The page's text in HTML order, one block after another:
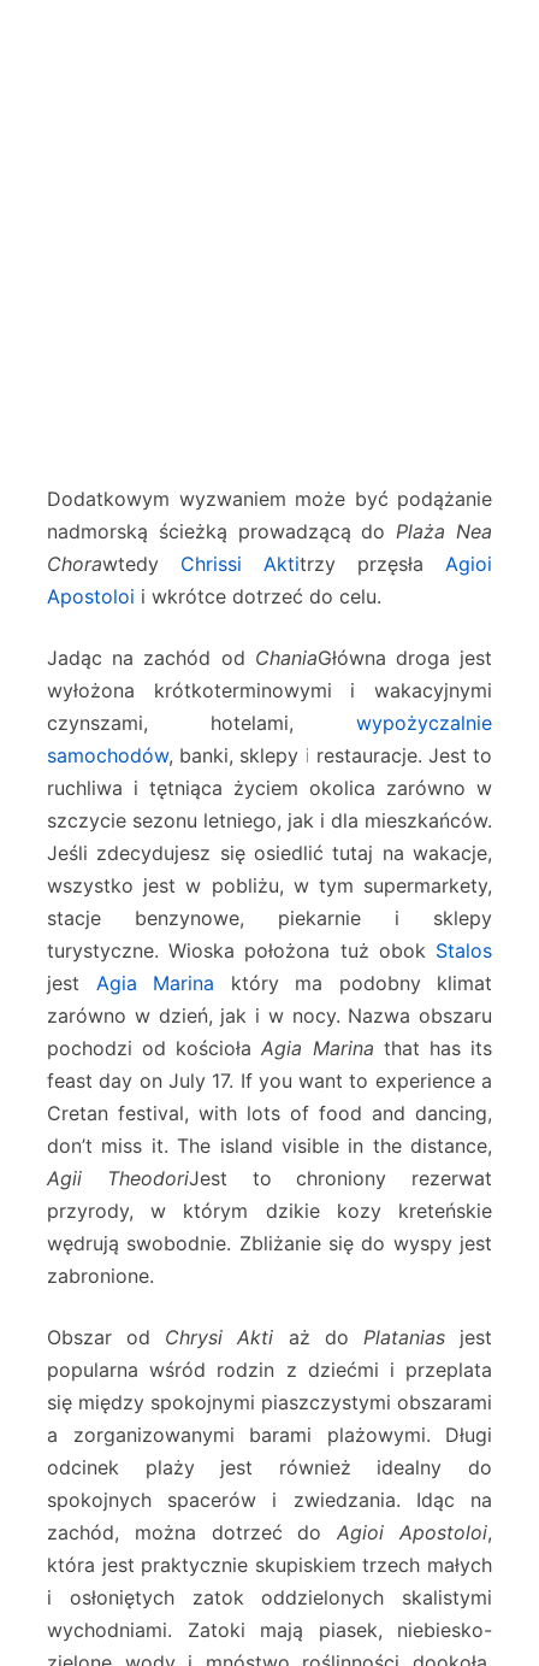
Dodatkowym wyzwaniem może być podążanie
nadmorską ścieżką prowadzącą do Plaża Nea
Chorawtedy Chrissi Aktitrzy przęsła Agioi
Apostoloi i wkrótce dotrzeć do celu.
Jadąc na zachód od ChaniaGłówna droga jest
wyłożona krótkoterminowymi i wakacyjnymi
czynszami, hotelami, wypożyczalnie
samochodów, banki, sklepy i restauracje. Jest to
ruchliwa i tętniąca życiem okolica zarówno w
szczycie sezonu letniego, jak i dla mieszkańców.
Jeśli zdecydujesz się osiedlić tutaj na wakacje,
wszystko jest w pobliżu, w tym supermarkety,
stacje benzynowe, piekarnie i sklepy
turystyczne. Wioska położona tuż obok Stalos
jest Agia Marina który ma podobny klimat
zarówno w dzień, jak i w nocy. Nazwa obszaru
pochodzi od kościołaAgia Marina that has its
feast day on July 17. If you want to experience a
Cretan festival, with lots of food and dancing,
don’t miss it. The island visible in the distance,
Agii TheodoriJest to chroniony rezerwat
przyrody, w którym dzikie kozy kreteńskie
wędrują swobodnie. Zbliżanie się do wyspy jest
zabronione.
Obszar od Chrysi Akti aż do Plataniasjest
popularna wśród rodzin z dziećmi i przeplata
się między spokojnymi piaszczystymi obszarami
a zorganizowanymi barami plażowymi. Długi
odcinek plaży jest również idealny do
spokojnych spacerów i zwiedzania. Idąc na
zachód, można dotrzeć doAgioi Apostoloi,
która jest praktycznie skupiskiem trzech małych
i osłoniętych zatok oddzielonych skalistymi
wychodniami. Zatoki mają piasek, niebiesko-